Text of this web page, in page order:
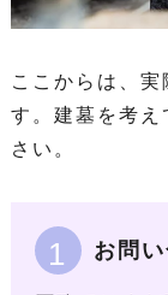
ここからは、実
す。建墓を考え
さい。
1 お問